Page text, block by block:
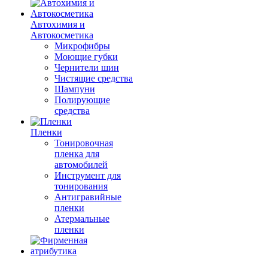
Автохимия и
Автокосметика
Микрофибры
Моющие губки
Чернители шин
Чистящие средства
Шампуни
Полирующие
средства
Пленки
Тонировочная
пленка для
автомобилей
Инструмент для
тонирования
Антигравийные
пленки
Атермальные
пленки